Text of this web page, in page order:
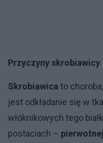
Przyczyny skrobiawicy
Skrobiawica to
jest odkładanie się w
włóknikowych tego
postaciach – pierwotnej